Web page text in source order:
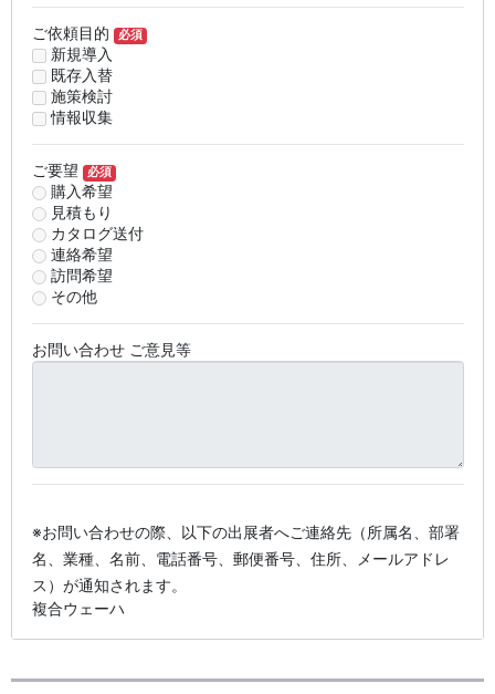
ご依頼目的 必須
新規導入
既存入替
施策検討
情報収集
ご要望 必須
購入希望
見積もり
カタログ送付
連絡希望
訪問希望
その他
お問い合わせ ご意見等
※お問い合わせの際、以下の出展者へご連絡先（所属名、部署
名、業種、名前、電話番号、郵便番号、住所、メールアドレ
ス）が通知されます。
複合ウェーハ